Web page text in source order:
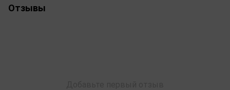
Отзывы